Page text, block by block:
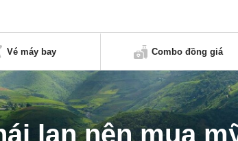
Vé máy bay Combo đồng giá
lan nên mua